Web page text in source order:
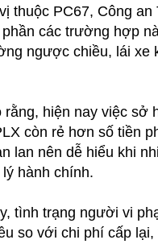
thuộc PC67, Công
các trường hợp
ngược chiều, lái xe
hiện nay việc sở
còn rẻ hơn số tiền
lan nên dễ hiểu khi
hành chính.
tình trạng người vi
so với chi phí cấp